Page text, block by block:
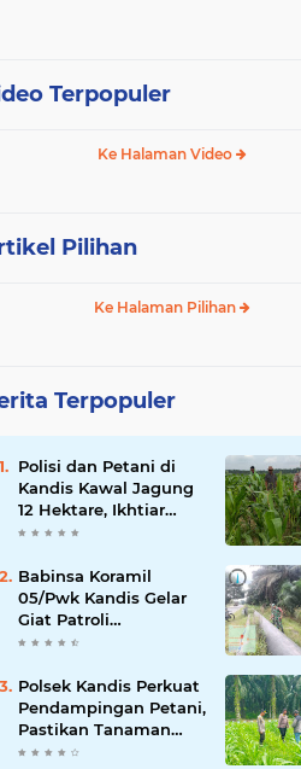
Terpopuler
Ke Halaman Video
Pilihan
Ke Halaman Pilihan
Terpopuler
Polisi dan Petani di
Kandis Kawal Jagung
12 Hektare, Ikhtiar
Menjaga Ketahanan
Babinsa Koramil
05/Pwk Kandis Gelar
Giat Patroli
Pengamanan Line
Kandis Kandis
Polsek Kandis Perkuat
Pendampingan Petani,
Pastikan Tanaman
Jagung Tumbuh